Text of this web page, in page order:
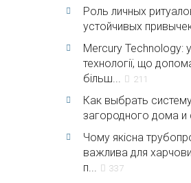
Роль личных
устойчивых
Mercury Technology:
технології, що
більш...
211
Как выбрать
загородного дома
Чому якісна
важлива для
п...
337